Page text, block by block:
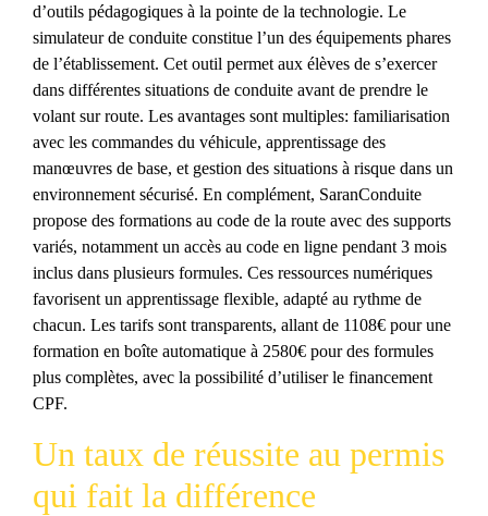
d’outils pédagogiques à la pointe de la technologie. Le
simulateur de conduite constitue l’un des équipements phares
de l’établissement. Cet outil permet aux élèves de s’exercer
dans différentes situations de conduite avant de prendre le
volant sur route. Les avantages sont multiples: familiarisation
avec les commandes du véhicule, apprentissage des
manœuvres de base, et gestion des situations à risque dans un
environnement sécurisé. En complément, SaranConduite
propose des formations au code de la route avec des supports
variés, notamment un accès au code en ligne pendant 3 mois
inclus dans plusieurs formules. Ces ressources numériques
favorisent un apprentissage flexible, adapté au rythme de
chacun. Les tarifs sont transparents, allant de 1108€ pour une
formation en boîte automatique à 2580€ pour des formules
plus complètes, avec la possibilité d’utiliser le financement
CPF.
Un taux de réussite au permis
qui fait la différence